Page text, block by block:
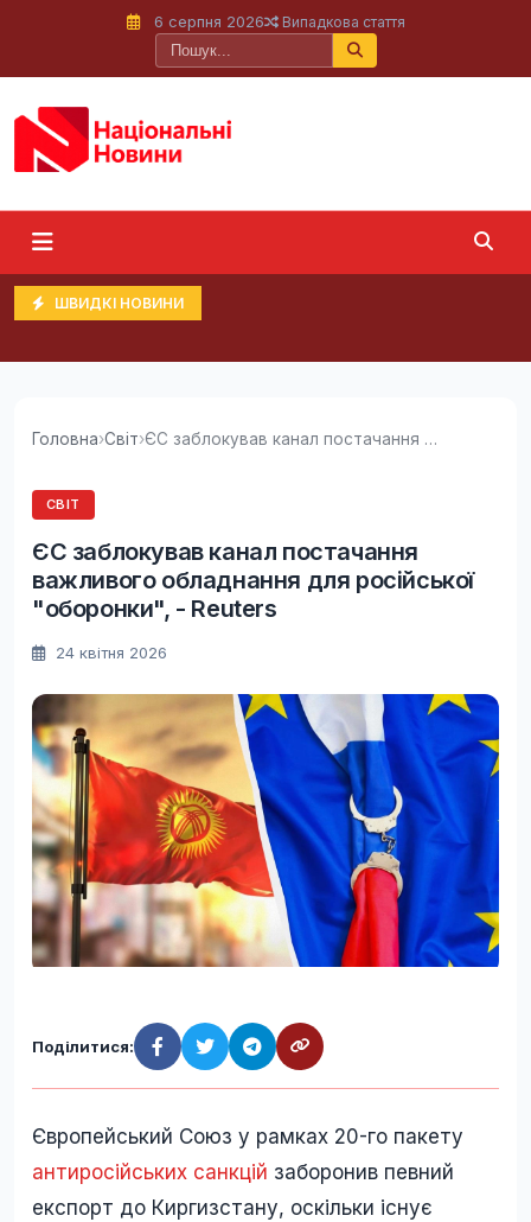
6 серпня 2026 Випадкова стаття
ШВИДКІ НОВИНИ
Головна›Світ› ЄС заблокував канал постачання важливого...
СВІТ
ЄС заблокував канал постачання
важливого обладнання для російської
"оборонки", - Reuters
24 квітня 2026
Поділитися:
Європейський Союз у рамках 20-го пакету
антиросійських санкцій заборонив певний
експорт до Киргизстану, оскільки існує